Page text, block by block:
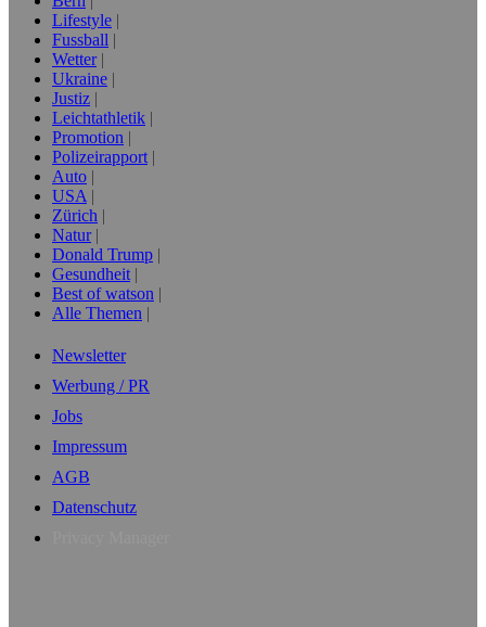
Lifestyle
Fussball
Wetter
Ukraine
Justiz
Leichtathletik
Promotion
Polizeirapport
Auto
USA
Zürich
Natur
Donald Trump
Gesundheit
Best of watson
Alle Themen
Newsletter
Werbung / PR
Jobs
Impressum
AGB
Datenschutz